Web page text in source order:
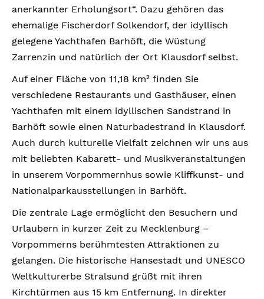
anerkannter Erholungsort“. Dazu gehören das
ehemalige Fischerdorf Solkendorf, der idyllisch
gelegene Yachthafen Barhöft, die Wüstung
Zarrenzin und natürlich der Ort Klausdorf selbst.
Auf einer Fläche von 11,18 km² finden Sie
verschiedene Restaurants und Gasthäuser, einen
Yachthafen mit einem idyllischen Sandstrand in
Barhöft sowie einen Naturbadestrand in Klausdorf.
Auch durch kulturelle Vielfalt zeichnen wir uns aus
mit beliebten Kabarett- und Musikveranstaltungen
in unserem Vorpommernhus sowie Kliffkunst- und
Nationalparkausstellungen in Barhöft.
Die zentrale Lage ermöglicht den Besuchern und
Urlaubern in kurzer Zeit zu Mecklenburg –
Vorpommerns berühmtesten Attraktionen zu
gelangen. Die historische Hansestadt und UNESCO
Weltkulturerbe Stralsund grüßt mit ihren
Kirchtürmen aus 15 km Entfernung. In direkter